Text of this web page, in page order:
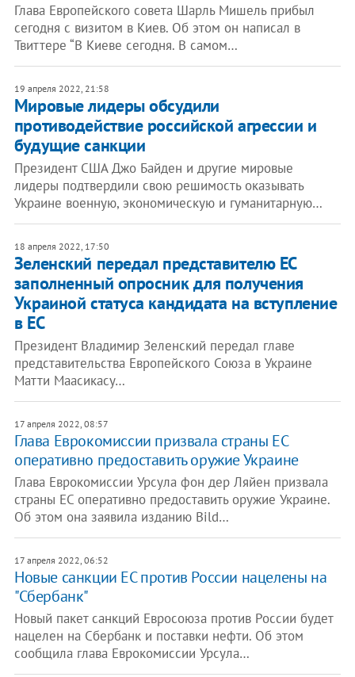
Глава Европейского совета Шарль Мишель прибыл
сегодня с визитом в Киев. Об этом он написал в
Твиттере “В Киеве сегодня. В самом…
19 апреля 2022, 21:58
Мировые лидеры обсудили
противодействие российской агрессии и
будущие санкции
Президент США Джо Байден и другие мировые
лидеры подтвердили свою решимость оказывать
Украине военную, экономическую и гуманитарную…
18 апреля 2022, 17:50
Зеленский передал представителю ЕС
заполненный опросник для получения
Украиной статуса кандидата на вступление
в ЕС
Президент Владимир Зеленский передал главе
представительства Европейского Союза в Украине
Матти Маасикасу…
17 апреля 2022, 08:57
Глава Еврокомиссии призвала страны ЕС
оперативно предоставить оружие Украине
Глава Еврокомиссии Урсула фон дер Ляйен призвала
страны ЕС оперативно предоставить оружие Украине.
Об этом она заявила изданию Bild…
17 апреля 2022, 06:52
Новые санкции ЕС против России нацелены на
"Сбербанк"
Новый пакет санкций Евросоюза против России будет
нацелен на Сбербанк и поставки нефти. Об этом
сообщила глава Еврокомиссии Урсула…